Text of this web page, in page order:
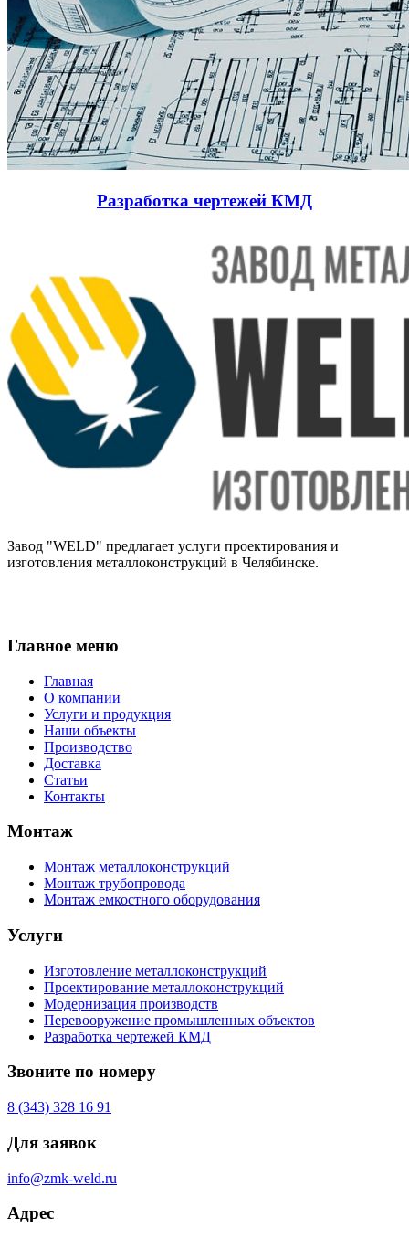
Разработка чертежей КМД
Завод "WELD" предлагает услуги проектирования и
изготовления металлоконструкций в Челябинске.
Главное меню
Главная
О компании
Услуги и продукция
Наши объекты
Производство
Доставка
Статьи
Контакты
Монтаж
Монтаж металлоконструкций
Монтаж трубопровода
Монтаж емкостного оборудования
Услуги
Изготовление металлоконструкций
Проектирование металлоконструкций
Модернизация производств
Перевооружение промышленных объектов
Разработка чертежей КМД
Звоните по номеру
8 (343) 328 16 91
Для заявок
info@zmk-weld.ru
Адрес